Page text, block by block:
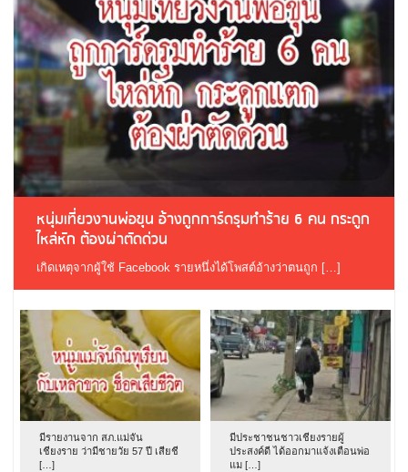
หนุ่มเที่ยวงานพ่อขุน อ้างถูกการ์ดรุมทำร้าย 6 คน กระดูก
ไหล่หัก ต้องผ่าตัดด่วน
เกิดเหตุจากผู้ใช้ Facebook รายหนึ่งได้โพสต์อ้างว่าตนถูก […]
มีรายงานจาก สภ.แม่จัน
เชียงราย ว่ามีชายวัย 57 ปี เสียชี
[…]
มีประชาชนชาวเชียงรายผู้
ประสงค์ดี ได้ออกมาแจ้งเตือนพ่อ
แม […]